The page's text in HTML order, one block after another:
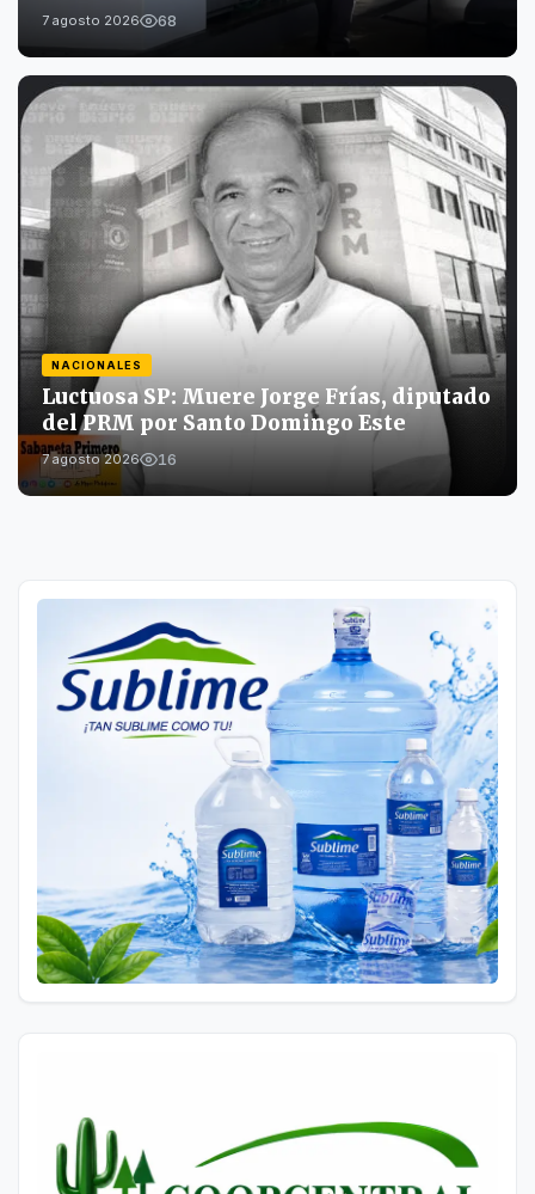
7 agosto 2026 68
NACIONALES
Luctuosa SP: Muere Jorge Frías, diputado
del PRM por Santo Domingo Este
7 agosto 2026 16